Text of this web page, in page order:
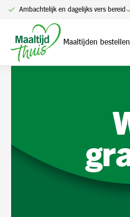
Ambachtelijk en dagelijks vers bereid
Maaltijden bestellen
Klantenservice
Terugbelverzoek